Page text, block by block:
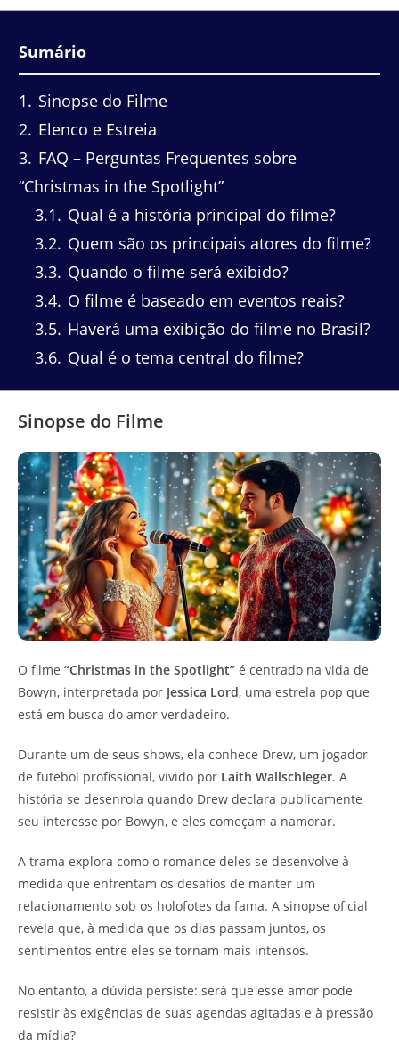
Sumário
1
Sinopse do Filme
2 Elenco e Estreia
3 FAQ – Perguntas Frequentes sobre
“Christmas in the Spotlight”
3.1
Qual é a história principal do filme?
3.2 Quem são os principais atores do filme?
3.3 Quando o filme será exibido?
3.4 O filme é baseado em eventos reais?
3.5 Haverá uma exibição do filme no Brasil?
3.6 Qual é o tema central do filme?
Sinopse do Filme
O filme “Christmas in the Spotlight” é centrado na vida de
Bowyn, interpretada por Jessica Lord, uma estrela pop que
está em busca do amor verdadeiro.
Durante um de seus shows, ela conhece Drew, um jogador
de futebol profissional, vivido por Laith Wallschleger. A
história se desenrola quando Drew declara publicamente
seu interesse por Bowyn, e eles começam a namorar.
A trama explora como o romance deles se desenvolve à
medida que enfrentam os desafios de manter um
relacionamento sob os holofotes da fama. A sinopse oficial
revela que, à medida que os dias passam juntos, os
sentimentos entre eles se tornam mais intensos.
No entanto, a dúvida persiste: será que esse amor pode
resistir às exigências de suas agendas agitadas e à pressão
da mídia?